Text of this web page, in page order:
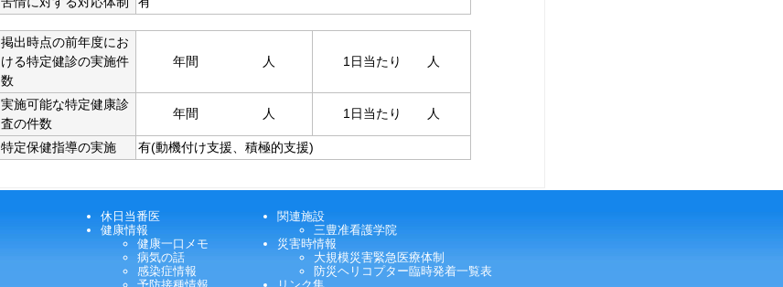
掲出時点の前年度にお
ける特定健診の実施件
数
年間 人 1日当たり 人
実施可能な特定健康診
査の件数
年間 人 1日当たり 人
特定保健指導の実施 有(動機付け支援、積極的支援)
休日当番医
健康情報
健康一口メモ
病気の話
感染症情報
関連施設
三豊准看護学院
災害時情報
大規模災害緊急医療体制
防災ヘリコプター臨時発着一覧表